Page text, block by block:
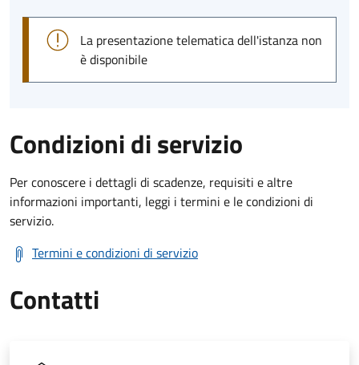
La presentazione telematica dell'istanza non
è disponibile
Condizioni di servizio
Per conoscere i dettagli di scadenze, requisiti e altre
informazioni importanti, leggi i termini e le condizioni di
servizio.
Termini e condizioni di servizio
Contatti